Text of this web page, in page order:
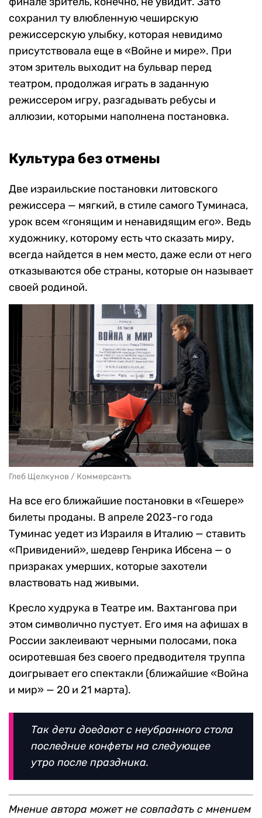
сохранил ту влюбленную чеширскую
режиссерскую улыбку, которая невидимо
присутствовала еще в «Войне и мире». При
этом зритель выходит на бульвар перед
театром, продолжая играть в заданную
режиссером игру, разгадывать ребусы и
аллюзии, которыми наполнена постановка.
Культура без отмены
Две израильские постановки литовского
режиссера — мягкий, в стиле самого Туминаса,
урок всем «гонящим и ненавидящим его». Ведь
художнику, которому есть что сказать миру,
всегда найдется в нем место, даже если от него
отказываются обе страны, которые он называет
своей родиной.
Глеб Щелкунов / Коммерсантъ
На все его ближайшие постановки в «Гешере»
билеты проданы. В апреле 2023-го года
Туминас уедет из Израиля в Италию — ставить
«Привидений», шедевр Генрика Ибсена — о
призраках умерших, которые захотели
властвовать над живыми.
Кресло худрука в Театре им. Вахтангова при
этом символично пустует. Его имя на афишах в
России заклеивают черными полосами, пока
осиротевшая без своего предводителя труппа
доигрывает его спектакли (ближайшие «Война
и мир» — 20 и 21 марта).
Так дети доедают с неубранного стола
последние конфеты на следующее
утро после праздника.
Мнение автора может не совпадать с мнением